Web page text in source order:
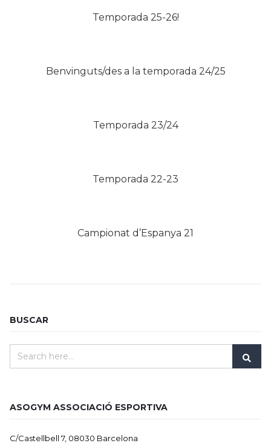
Temporada 25-26!
Benvinguts/des a la temporada 24/25
Temporada 23/24
Temporada 22-23
Campionat d’Espanya 21
BUSCAR
ASOGYM ASSOCIACIÓ ESPORTIVA
C/Castellbell 7, 08030 Barcelona